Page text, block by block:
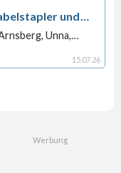
und
Unna,
15 07 26